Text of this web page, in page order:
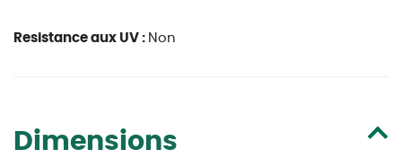
Resistance aux UV : Non
Dimensions